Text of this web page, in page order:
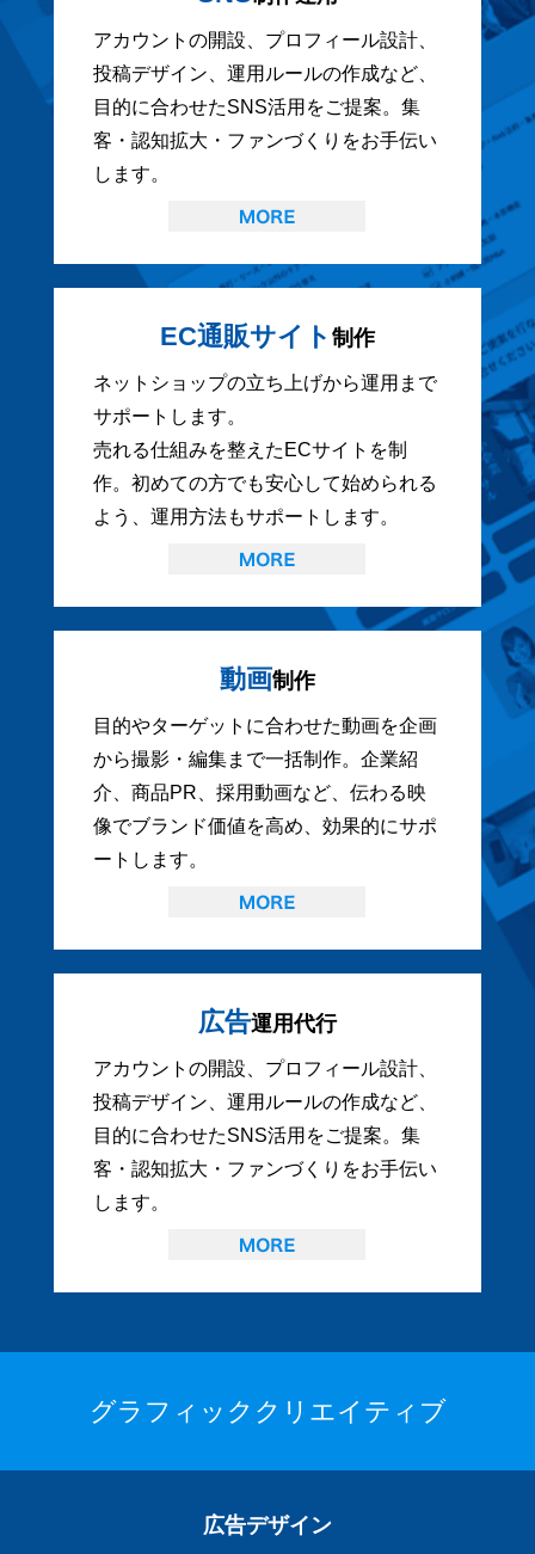
アカウントの開設、プロフィール設計、
投稿デザイン、運用ルールの作成など、
目的に合わせたSNS活用をご提案。集
客・認知拡大・ファンづくりをお手伝い
します。
EC通販サイト 制作
ネットショップの立ち上げから運用まで
サポートします。
売れる仕組みを整えたECサイトを制
作。初めての方でも安心して始められる
よう、運用方法もサポートします。
動画制作
目的やターゲットに合わせた動画を企画
から撮影・編集まで一括制作。企業紹
介、商品PR、採用動画など、伝わる映
像でブランド価値を高め、効果的にサポ
ートします。
広告運用代行
アカウントの開設、プロフィール設計、
投稿デザイン、運用ルールの作成など、
目的に合わせたSNS活用をご提案。集
客・認知拡大・ファンづくりをお手伝い
します。
グラフィッククリエイティブ
広告デザイン